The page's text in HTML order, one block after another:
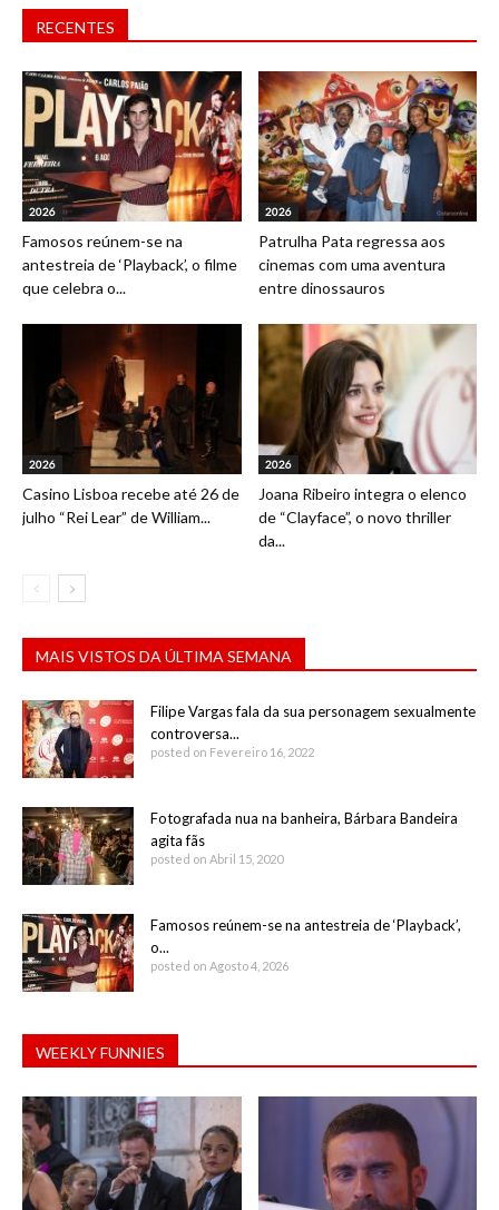
RECENTES
2026
Famosos reúnem-se na
antestreia de ‘Playback’, o filme
que celebra o...
2026
Patrulha Pata regressa aos
cinemas com uma aventura
entre dinossauros
2026
Casino Lisboa recebe até 26 de
julho “Rei Lear” de William...
2026
Joana Ribeiro integra o elenco
de “Clayface”, o novo thriller
da...
MAIS VISTOS DA ÚLTIMA SEMANA
Filipe Vargas fala da sua personagem sexualmente
controversa...
posted on Fevereiro 16, 2022
Fotografada nua na banheira, Bárbara Bandeira
agita fãs
posted on Abril 15, 2020
Famosos reúnem-se na antestreia de ‘Playback’,
o...
posted on Agosto 4, 2026
WEEKLY FUNNIES